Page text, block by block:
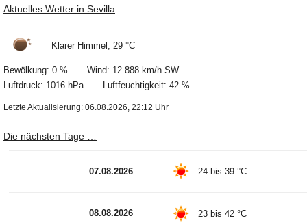
Aktuelles Wetter in Sevilla
Klarer Himmel, 29 °C
Bewölkung: 0 % Wind: 12.888 km/h SW
Luftdruck: 1016 hPa Luftfeuchtigkeit: 42 %
Letzte Aktualisierung: 06.08.2026, 22:12 Uhr
Die nächsten Tage …
07.08.2026 24 bis 39 °C
08.08.2026 23 bis 42 °C